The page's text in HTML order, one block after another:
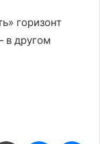
горизонт
в другом